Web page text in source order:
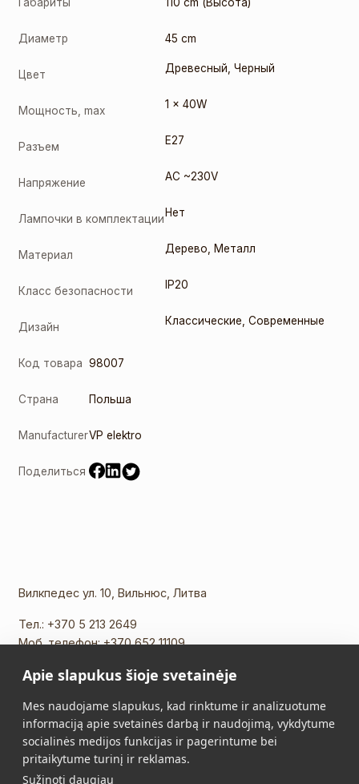
Диаметр 45 cm
Цвет Древесный ,Черный
Мощность, max 1 x 40W
Разъем E27
Напряжение AC ~230V
Лампочки в комплектации Нет
Материал Дерево Металл
Класс безопасности IP20
Дизайн Классические, Современные
Код товара 98007
Страна Польша
ManufacturerVP elektro
Поделиться
Вилкпедес ул. 10, Вильнюс, Литва
Тел.: +370 5 213 2649
Моб. телефон:+370 652 11109
О нас Контакты
Правила Покупки
Apie slapukus šioje svetainėje
Mes naudojame slapukus, kad rinktume ir analizuotume
informaciją apie svetainės darbą ir naudojimą, vykdytume
socialinės medijos funkcijas ir pagerintume bei
pritaikytume turinį ir reklamas.
Sužinoti daugiau